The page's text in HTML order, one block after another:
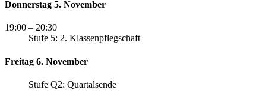
Donnerstag 5. November
19:00 – 20:30
Stufe 5: 2. Klassenpflegschaft
Freitag 6. November
Stufe Q2: Quartalsende